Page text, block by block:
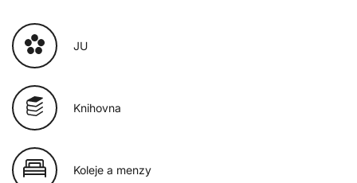
JU
Knihovna
Koleje a menzy